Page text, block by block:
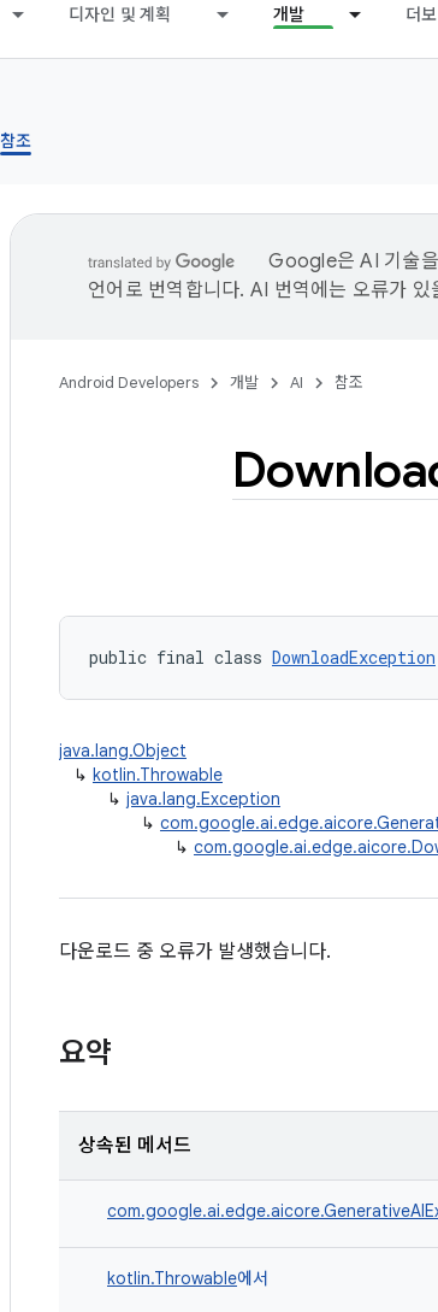
디자인 및 계획 개발 더
참조
Google은 AI 기술
언어로 번역합니다. AI 번역에는 오류가 있
Android Developers 개발 AI 참조
public final class DownloadException
java.lang.Object
↳ kotlin.Throwable
↳ java.lang.Exception
↳
↳
다운로드 중 오류가 발생했습니다.
요약
상속된 메서드
kotlin.Throwable에서